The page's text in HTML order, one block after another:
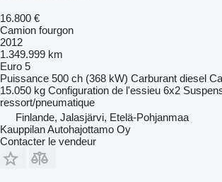
16.800 €
Camion fourgon
2012
1.349.999 km
Euro 5
Puissance 500 ch (368 kW) Carburant diesel
15.050 kg Configuration de l'essieu 6x2
ressort/pneumatique
Finlande, Jalasjärvi, Etelä-Pohjanmaa
Kauppilan Autohajottamo Oy
Contacter le vendeur